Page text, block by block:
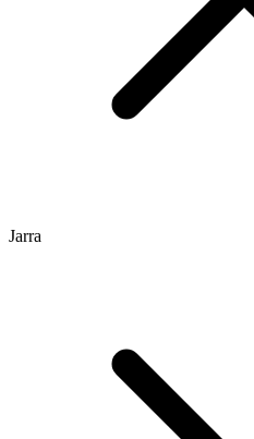
Jarra